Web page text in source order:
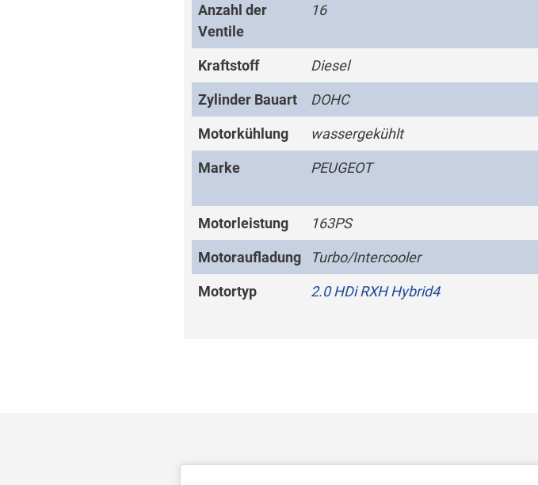
Anzahl der
Ventile
16
Kraftstoff Diesel
Zylinder Bauart DOHC
Motorkühlung wassergekühlt
Marke PEUGEOT
Motorleistung 163PS
Motoraufladung Turbo/Intercooler
Motortyp 2.0 HDi RXH Hybrid4